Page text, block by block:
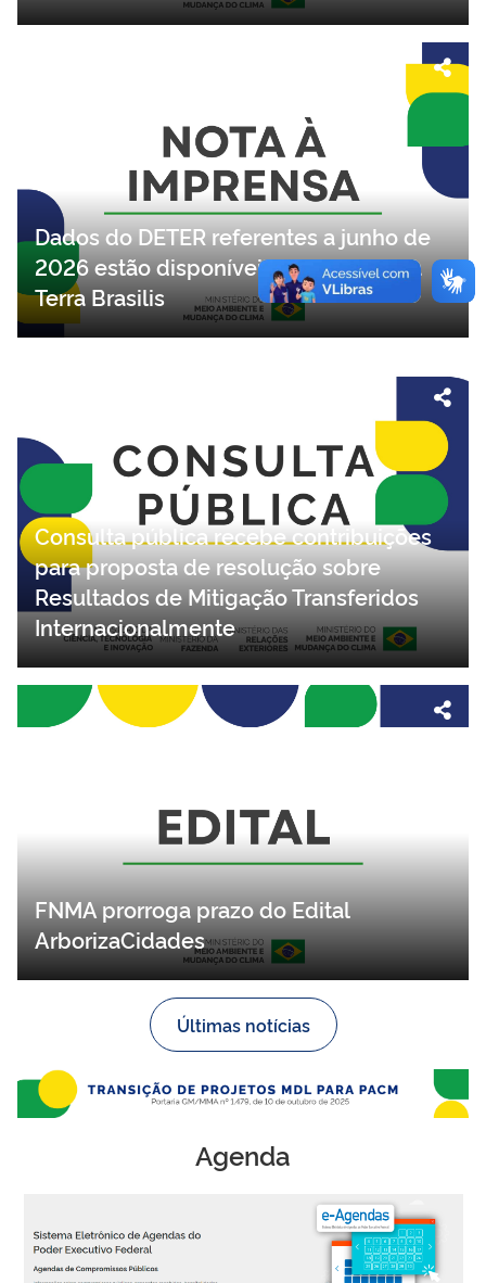
Dados do DETER referentes a junho de
2026 estão disponíveis na plataforma
Terra Brasilis
Consulta pública recebe contribuições
para proposta de resolução sobre
Resultados de Mitigação Transferidos
Internacionalmente
FNMA prorroga prazo do Edital
ArborizaCidades
Últimas notícias
Agenda